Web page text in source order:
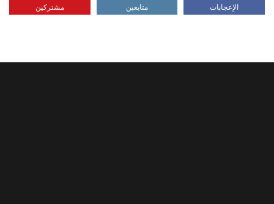
الإعجابات متابعين مشتركين